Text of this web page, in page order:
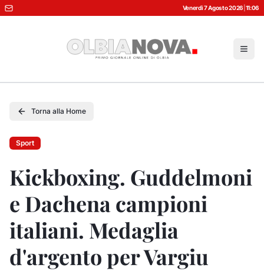
Venerdì 7 Agosto 2026 11:06
Torna alla Home
Sport
Kickboxing. Guddelmoni
e Dachena campioni
italiani. Medaglia
d'argento per Vargiu